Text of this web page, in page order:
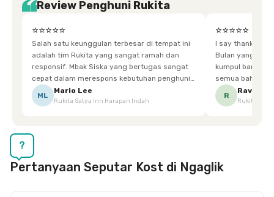
Review Penghuni Rukita
⭐⭐⭐⭐⭐
Salah satu keunggulan terbesar di tempat ini
adalah tim Rukita yang sangat ramah dan
responsif. Mbak Siska yang bertugas sangat
cepat dalam merespons kebutuhan penghuni.
Ketika saya meminta keset karena sempat
terpeleset, permintaan tersebut langsung
ML
Mario Lee
Rukita Satya Inn Harapan Indah
⭐⭐⭐⭐⭐
I say thankyou
Bulan yang super happy! banyak
kumpul bareng
semua bahagia
mgkn saran dari air aja & kebersihan lebih di
R
Ravena
Rukita
?
Pertanyaan Seputar Kost di Ngaglik